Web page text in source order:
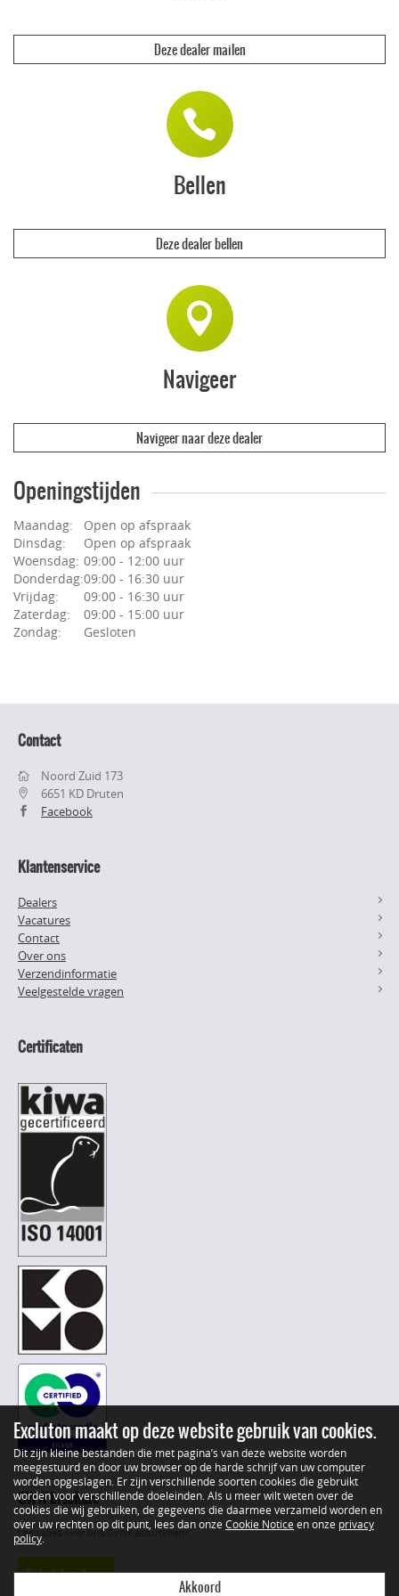
In afstemming met een hovenier leveren we niet alleen de
mooiste materialen, maar leggen deze ook samen aan.
We zijn dé specialist voor riolering, inﬁltratie,
graafwerkzaamheden, kabels en leidingen.
We leveren containers en voeren het afval ook nog voor je af.
Klaar om samen te starten?
Plan een afspraak met Ilse of Johnny in onze showtuin in
Geffenen deel meteen je ideeën en plannen met ons.
www.hurkbuitenprojecten.nl
Deze dealer mailen
Bellen
Deze dealer bellen
Navigeer
Navigeer naar deze dealer
Openingstijden
Maandag:
Open op afspraak
Dinsdag:
Open op afspraak
Woensdag: 09:00 - 12:00 uur
Donderdag:09:00 - 16:30 uur
Vrijdag:
09:00 - 16:30 uur
Zaterdag:
09:00 - 15:00 uur
Zondag:
Gesloten
Contact
Noord Zuid 173
6651 KD Druten
Facebook
Klantenservice
Dealers
Vacatures
Contact
Over ons
Verzendinformatie
Veelgestelde vragen
Certificaten
GWW brochure
Lees alles over ons GWW assortiment
Bekijk brochure
Excluton maakt op deze website gebruik van cookies.
Dit zijn kleine bestanden die met pagina’s van deze website worden
meegestuurd en door uw browser op de harde schrijf van uw computer
worden opgeslagen. Er zijn verschillende soorten cookies die gebruikt
worden voor verschillende doeleinden. Als u meer wilt weten over de
cookies die wij gebruiken, de gegevens die daarmee verzameld worden en
over uw rechten op dit punt, lees dan onze Cookie Notice en onze privacy
policy
Akkoord